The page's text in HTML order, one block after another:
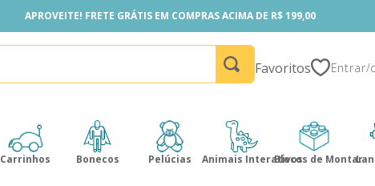
APROVEITE! FRETE GRÁTIS EM COMPRAS ACIMA DE R$ 199,00
APROVEITE! FRETE GRÁTIS EM COMPRAS ACIMA DE R$ 199,00
Favoritos
Carrinhos Bonecos Pelúcias Animais InterativosBlocos de Montar